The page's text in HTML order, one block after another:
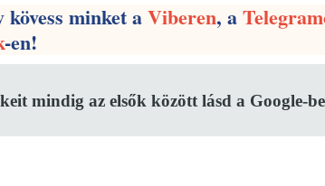
kövess minket aViberen, a
-en!
mindig az elsők között lásd a Google-